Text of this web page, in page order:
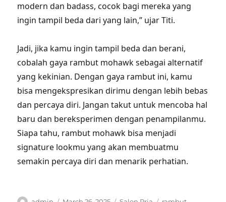
modern dan badass, cocok bagi mereka yang
ingin tampil beda dari yang lain,” ujar Titi.
Jadi, jika kamu ingin tampil beda dan berani,
cobalah gaya rambut mohawk sebagai alternatif
yang kekinian. Dengan gaya rambut ini, kamu
bisa mengekspresikan dirimu dengan lebih bebas
dan percaya diri. Jangan takut untuk mencoba hal
baru dan bereksperimen dengan penampilanmu.
Siapa tahu, rambut mohawk bisa menjadi
signature lookmu yang akan membuatmu
semakin percaya diri dan menarik perhatian.